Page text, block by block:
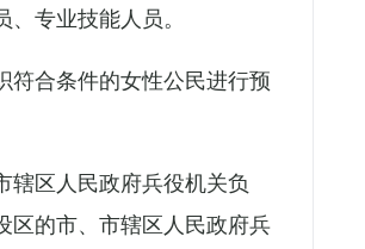
专业技能人员。
符合条件的女性公民进行预
辖区人民政府兵役机关负
区的市、市辖区人民政府兵